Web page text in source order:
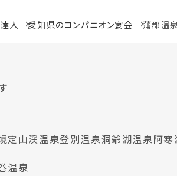
人 愛知県のコンパニオン宴会 蒲郡温
定山渓温泉登別温泉洞爺湖温泉阿寒
温泉